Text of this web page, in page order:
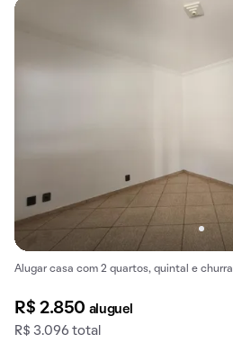
Alugar casa com 2 quartos, quintal e
R$ 2.850 aluguel
R$ 3.096 total